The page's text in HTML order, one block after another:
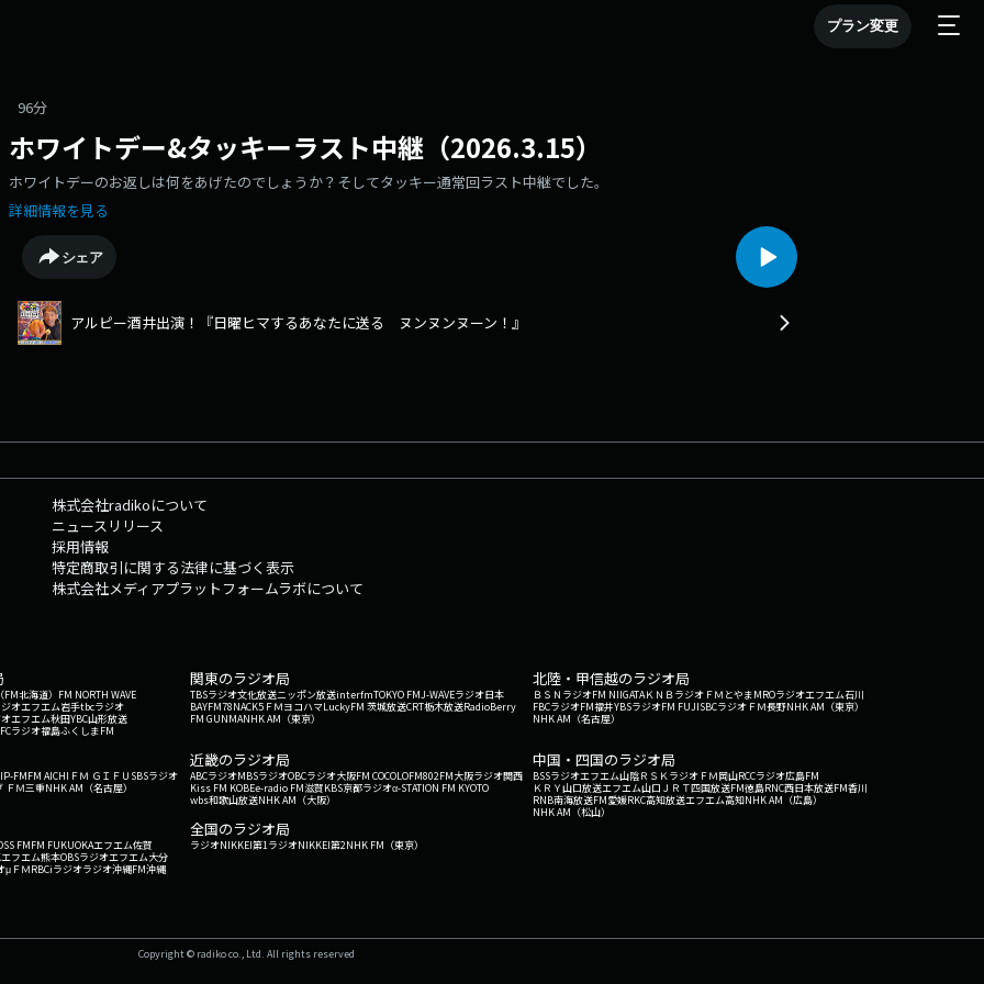
プラン変更
96分
ホワイトデー&タッキーラスト中継（2026.3.15）
ホワイトデーのお返しは何をあげたのでしょうか？そしてタッキー通常回ラスト中継でした。
詳細情報を見る
シェア
アルピー酒井出演！『日曜ヒマするあなたに送る ヌンヌンヌーン！』
株式会社radikoについて
ニュースリリース
採用情報
特定商取引に関する法律に基づく表示
株式会社メディアプラットフォームラボについて
北海道） FM NORTH WAVE
オエフエム岩手tbcラジオ
エフエム秋田YBC山形放送
ラジオ福島ふくしまFM
関東のラジオ局
TBSラジオ文化放送ニッポン放送interfmTOKYO FMJ-WAVEラジオ日本
BAYFM78NACK5 ＦＭヨコハマLuckyFM 茨城放送CRT栃木放送RadioBerry
FM GUNMANHK AM（東京）
北陸・甲信越のラジオ局
ＢＳＮラジオFM NIIGATAＫＮＢラジオ ＦＭとやまMROラジオエフエム石川
FBCラジオFM福井YBSラジオFM FUJISBCラジオ ＦＭ長野NHK AM（東京）
NHK AM（名古屋）
FMFM AICHI ＦＭ ＧＩＦＵ SBSラジオ
ＦＭ三重NHK AM（名古屋）
近畿のラジオ局
ABCラジオMBSラジオOBCラジオ大阪FM COCOLOFM802FM大阪ラジオ関西
Kiss FM KOBEe-radio FM滋賀KBS京都ラジオα-STATION FM KYOTO
wbs和歌山放送NHK AM（大阪）
中国・四国のラジオ局
BSSラジオエフエム山陰ＲＳＫラジオ ＦＭ岡山RCCラジオ広島FM
ＫＲＹ山口放送エフエム山口 ＪＲＴ四国放送FM徳島RNC西日本放送FM香川
RNB南海放送FM愛媛RKC高知放送エフエム高知NHK AM（広島）
NHK AM（松山）
FMFM FUKUOKAエフエム佐賀
フエム熊本OBSラジオエフエム大分
μＦＭRBCiラジオラジオ沖縄FM沖縄
全国のラジオ局
ラジオNIKKEI第1ラジオNIKKEI第2NHK FM（東京）
Copyright © radiko co., Ltd. All rights reserved